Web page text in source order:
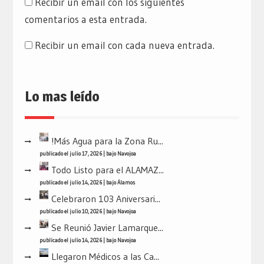
comentarios a esta entrada.
Recibir un email con cada nueva entrada.
Lo mas leído
!Más Agua para la Zona Ru...
publicado el julio 17, 2026| bajoNavojoa
Todo Listo para el ALAMAZ...
publicado el julio 14, 2026| bajoÁlamos
Celebraron 103 Aniversari...
publicado el julio 10, 2026| bajoNavojoa
Se Reunió Javier Lamarque...
publicado el julio 14, 2026| bajoNavojoa
Llegaron Médicos a las Ca...